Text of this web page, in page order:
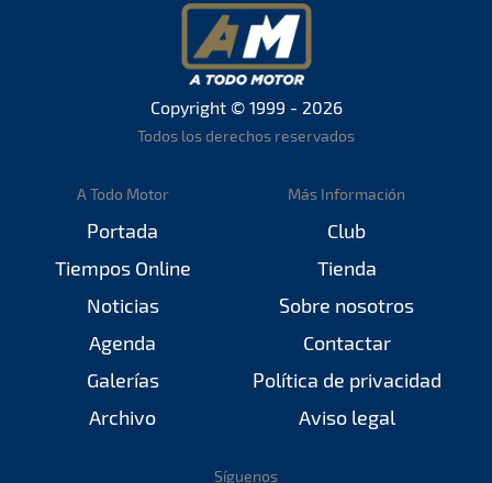
Copyright © 1999 - 2026
Todos los derechos reservados
A Todo Motor
Portada
Tiempos Online
Noticias
Agenda
Galerías
Archivo
Más Información
Club
Tienda
Sobre nosotros
Contactar
Política de privacidad
Aviso legal
Síguenos